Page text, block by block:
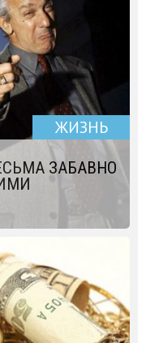
ЖИЗНЬ
ЗАБАВНО